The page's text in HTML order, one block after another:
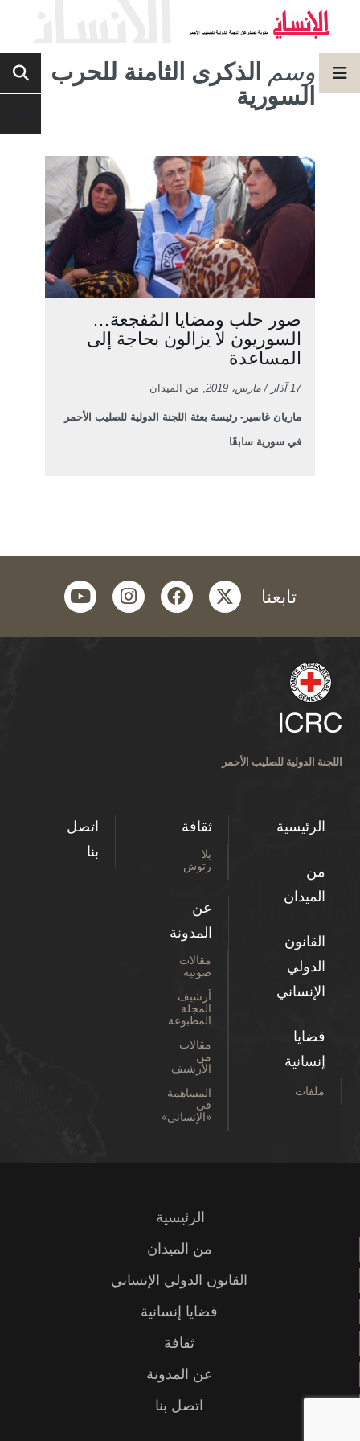
وسم الذكرى الثامنة للحرب
السورية
صور حلب ومضايا المُفجعة…
السوريون لا يزالون بحاجة إلى
المساعدة
17 آذار / مارس، 2019 , من الميدان
ماريان غاسير- رئيسة بعثة اللجنة الدولية للصليب الأحمر
في سورية سابقًا
تابعنا twitter
facebook
instagram
youtube
اللجنة الدولية للصليب الأحمر
الرئيسية
من
الميدان
القانون
الدولي
الإنساني
قضايا
إنسانية
ملفات
ثقافة
بلا
رتوش
عن
المدونة
مقالات
صوتية
أرشيف
المجلة
المطبوعة
مقالات
من
الأرشيف
المساهمة
في
«الإنساني»
اتصل
بنا
الرئيسية
من الميدان
القانون الدولي الإنساني
قضايا إنسانية
ثقافة
عن المدونة
اتصل بنا